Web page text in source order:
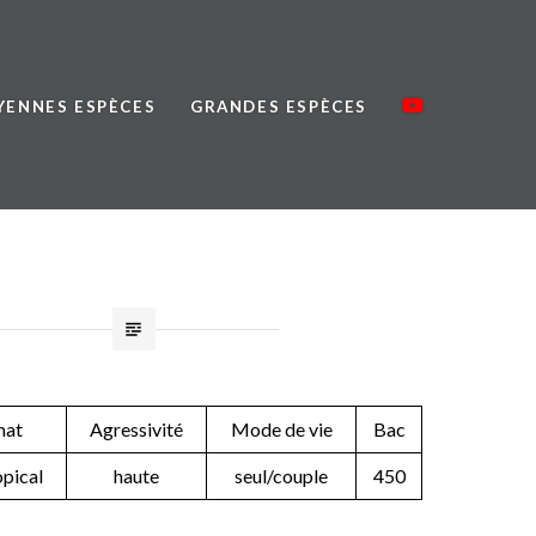
ESPÈCES GRANDES ESPÈCES
Agressivité Mode de vie Bac
haute seul/couple 450